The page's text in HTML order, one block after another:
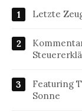
Letzte
Featuring
Sonne